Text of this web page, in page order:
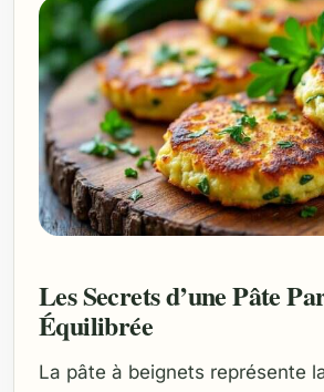
Les Secrets d’une Pâte
Équilibrée
La pâte à beignets représente